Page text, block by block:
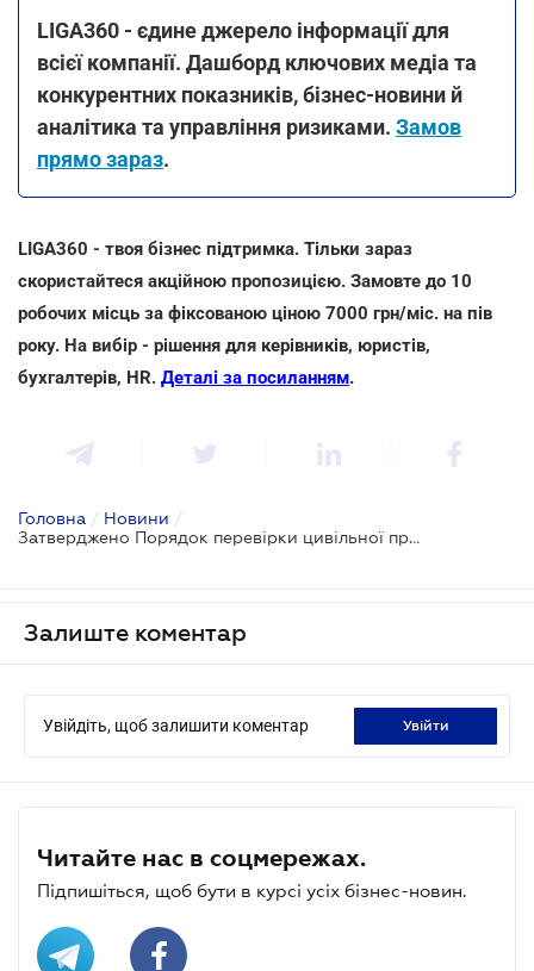
LIGA360 - єдине джерело інформації для
всієї компанії. Дашборд ключових медіа та
конкурентних показників, бізнес-новини й
аналітика та управління ризиками. Замов
прямо зараз.
LIGA360 - твоя бізнес підтримка. Тільки зараз
скористайтеся акційною пропозицією. Замовте до 10
робочих місць за фіксованою ціною 7000 грн/міс. на пів
року. На вибір - рішення для керівників, юристів,
бухгалтерів, HR. Деталі за посиланням.
Головна / Новини /
Затверджено Порядок перевірки цивільної правоздатності та дієздатності юрособи чи ФОП під час надання електронних довірчих послуг
Залиште коментар
Увійдіть, щоб залишити коментар увійти
Читайте нас в соцмережах.
Підпишіться, щоб бути в курсі усіх бізнес-новин.